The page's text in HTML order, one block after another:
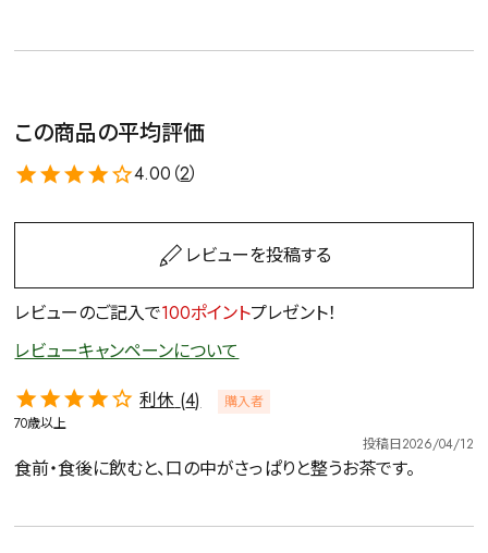
この商品の平均評価
4.00（2）
レビューを投稿する
レビューのご記入で100ポイントプレゼント！
レビューキャンペーンについて
利休 4
購入者
70歳以上
投稿日2026/04/12
食前・食後に飲むと、口の中がさっぱりと整うお茶です。